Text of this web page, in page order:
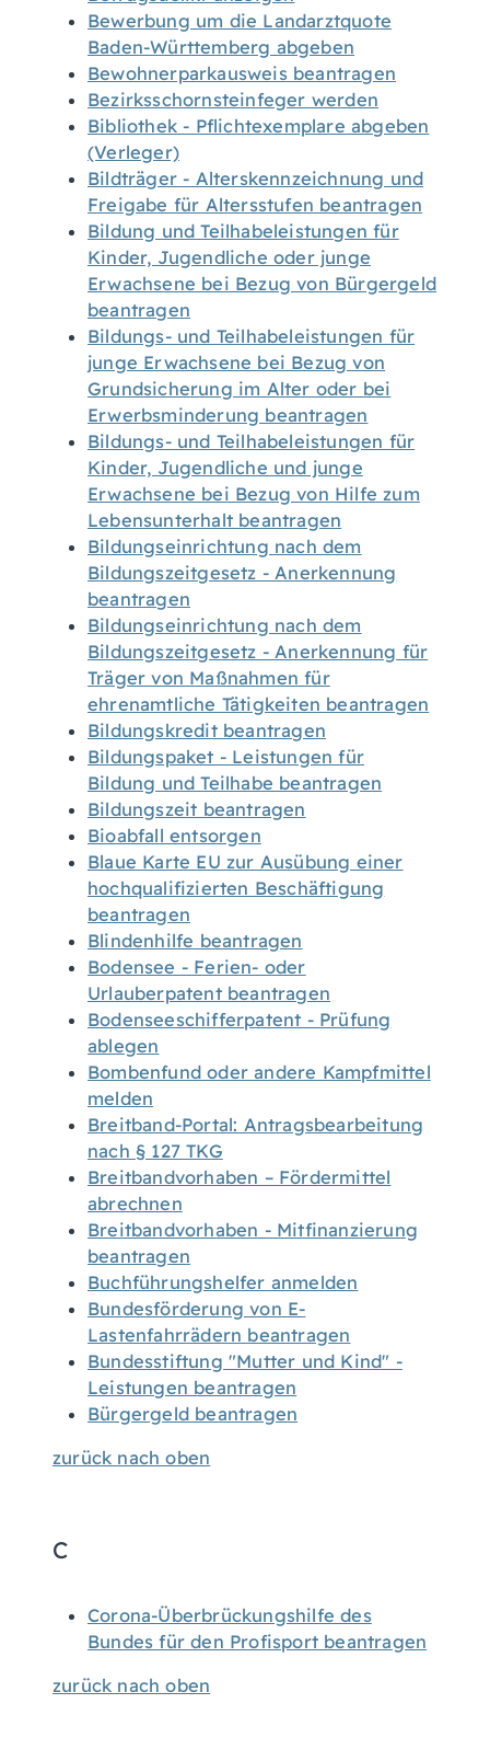
Bewerbung um die Landarztquote
Baden-Württemberg abgeben
Bewohnerparkausweis beantragen
Bezirksschornsteinfeger werden
Bibliothek - Pflichtexemplare abgeben
(Verleger)
Bildträger - Alterskennzeichnung und
Freigabe für Altersstufen beantragen
Bildung und Teilhabeleistungen für
Kinder, Jugendliche oder junge
Erwachsene bei Bezug von Bürgergeld
beantragen
Bildungs- und Teilhabeleistungen für
junge Erwachsene bei Bezug von
Grundsicherung im Alter oder bei
Erwerbsminderung beantragen
Bildungs- und Teilhabeleistungen für
Kinder, Jugendliche und junge
Erwachsene bei Bezug von Hilfe zum
Lebensunterhalt beantragen
Bildungseinrichtung nach dem
Bildungszeitgesetz - Anerkennung
beantragen
Bildungseinrichtung nach dem
Bildungszeitgesetz - Anerkennung für
Träger von Maßnahmen für
ehrenamtliche Tätigkeiten beantragen
Bildungskredit beantragen
Bildungspaket - Leistungen für
Bildung und Teilhabe beantragen
Bildungszeit beantragen
Bioabfall entsorgen
Blaue Karte EU zur Ausübung einer
hochqualifizierten Beschäftigung
beantragen
Blindenhilfe beantragen
Bodensee - Ferien- oder
Urlauberpatent beantragen
Bodenseeschifferpatent - Prüfung
ablegen
Bombenfund oder andere Kampfmittel
melden
Breitband-Portal: Antragsbearbeitung
nach § 127 TKG
Breitbandvorhaben – Fördermittel
abrechnen
Breitbandvorhaben - Mitfinanzierung
beantragen
Buchführungshelfer anmelden
Bundesförderung von E-
Lastenfahrrädern beantragen
Bundesstiftung "Mutter und Kind" -
Leistungen beantragen
Bürgergeld beantragen
zurück nach oben
C
Corona-Überbrückungshilfe des
Bundes für den Profisport beantragen
zurück nach oben